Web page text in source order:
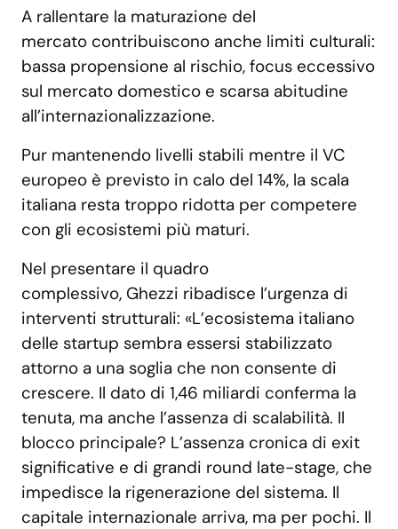
A rallentare la maturazione del
mercato contribuiscono anche limiti culturali:
bassa propensione al rischio, focus eccessivo
sul mercato domestico e scarsa abitudine
all’internazionalizzazione.
Pur mantenendo livelli stabili mentre il VC
europeo è previsto in calo del 14%, la scala
italiana resta troppo ridotta per competere
con gli ecosistemi più maturi.
Nel presentare il quadro
complessivo, Ghezzi ribadisce l’urgenza di
interventi strutturali: «L’ecosistema italiano
delle startup sembra essersi stabilizzato
attorno a una soglia che non consente di
crescere. Il dato di 1,46 miliardi conferma la
tenuta, ma anche l’assenza di scalabilità. Il
blocco principale? L’assenza cronica di exit
significative e di grandi round late-stage, che
impedisce la rigenerazione del sistema. Il
capitale internazionale arriva, ma per pochi. Il